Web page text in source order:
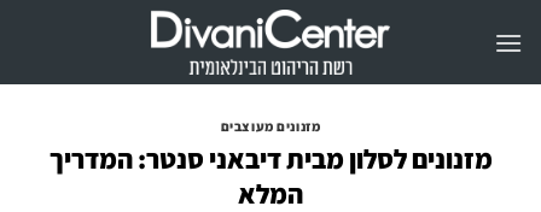
מזנונים מעוצבים
מזנונים לסלון מבית דיבאני סנטר: המדריך
המלא